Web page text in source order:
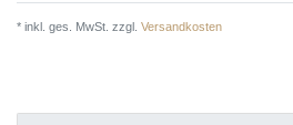
* inkl. ges. MwSt. zzgl. Versandkosten